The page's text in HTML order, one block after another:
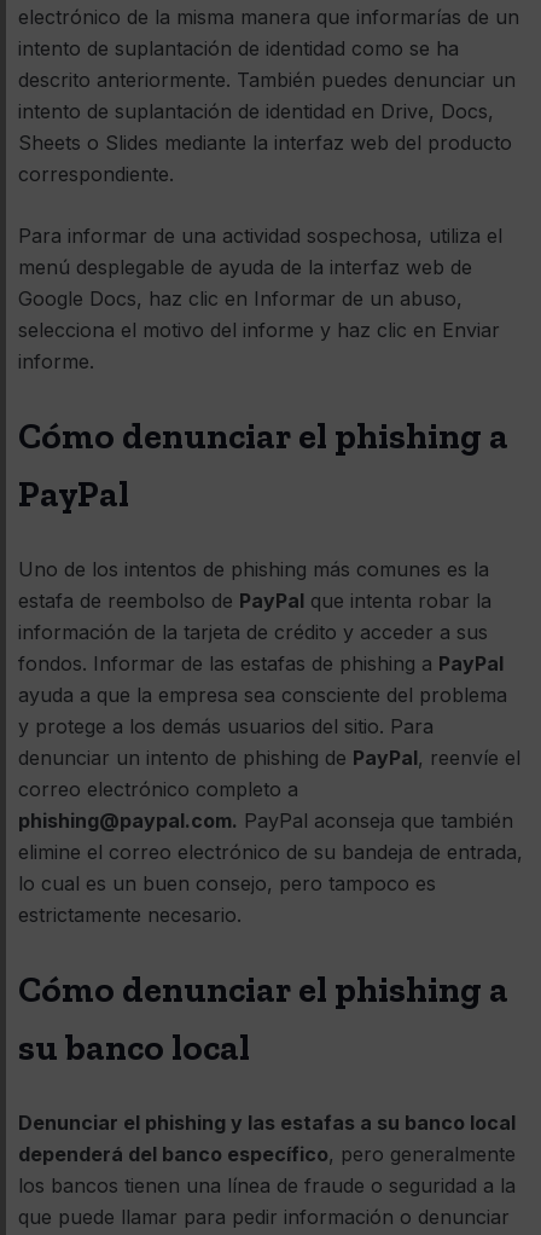
electrónico de la misma manera que informarías de un
intento de suplantación de identidad como se ha
descrito anteriormente. También puedes denunciar un
intento de suplantación de identidad en Drive, Docs,
Sheets o Slides mediante la interfaz web del producto
correspondiente.
Para informar de una actividad sospechosa, utiliza el
menú desplegable de ayuda de la interfaz web de
Google Docs, haz clic en Informar de un abuso,
selecciona el motivo del informe y haz clic en Enviar
informe.
Cómo denunciar el phishing a
PayPal
Uno de los intentos de phishing más comunes es la
estafa de reembolso de PayPal que intenta robar la
información de la tarjeta de crédito y acceder a sus
fondos. Informar de las estafas de phishing a PayPal
ayuda a que la empresa sea consciente del problema
y protege a los demás usuarios del sitio. Para
denunciar un intento de phishing de PayPal, reenvíe el
correo electrónico completo a
phishing@paypal.com. PayPal aconseja que también
elimine el correo electrónico de su bandeja de entrada,
lo cual es un buen consejo, pero tampoco es
estrictamente necesario.
Cómo denunciar el phishing a
su banco local
Denunciar el phishing y las estafas a su banco local
dependerá del banco específico, pero generalmente
los bancos tienen una línea de fraude o seguridad a la
que puede llamar para pedir información o denunciar